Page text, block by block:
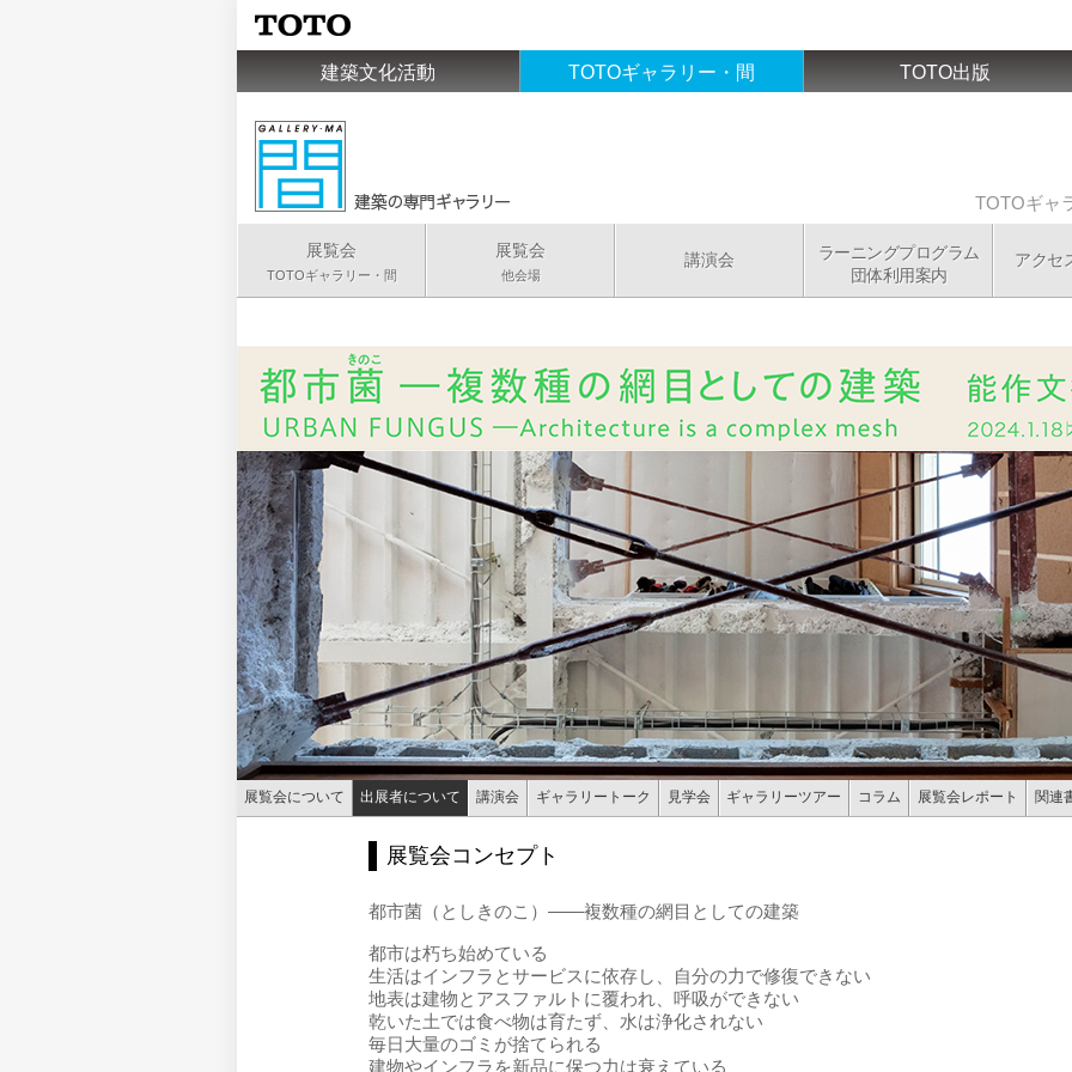
建築文化活動 TOTOギャラリー・間 TOTO出版
TOTOギャ
展覧会
TOTOギャラリー・間
展覧会
他会場
講演会
ラーニングプログラム
団体利用案内
アクセ
展覧会について 出展者について 講演会 ギャラリートーク 見学会 ギャラリーツアー コラム 展覧会レポート 関連
展覧会コンセプト
都市菌（としきのこ）――複数種の網目としての建築
都市は朽ち始めている
生活はインフラとサービスに依存し、自分の力で修復できない
地表は建物とアスファルトに覆われ、呼吸ができない
乾いた土では食べ物は育たず、水は浄化されない
毎日大量のゴミが捨てられる
建物やインフラを新品に保つ力は衰えている